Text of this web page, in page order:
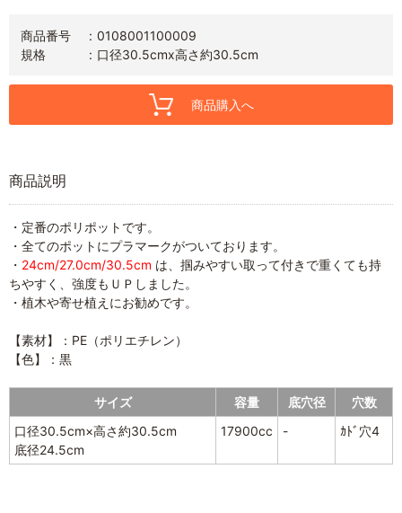
商品番号
0108001100009
規格
口径30.5cmx高さ約30.5cm
商品購入へ
商品説明
・定番のポリポットです。
・全てのポットにプラマークがついております。
・ 24cm/27.0cm/30.5cm は、掴みやすい取って付きで重くても持
ちやすく、強度もＵＰしました。
・植木や寄せ植えにお勧めです。
【素材】：PE（ポリエチレン）
【色】：黒
サイズ 容量 底穴径
穴数
口径30.5cm×高さ約30.5cm
底径24.5cm
17900cc - ｶﾄﾞ穴4